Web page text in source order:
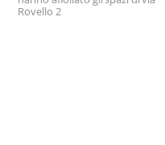
Rovello 2